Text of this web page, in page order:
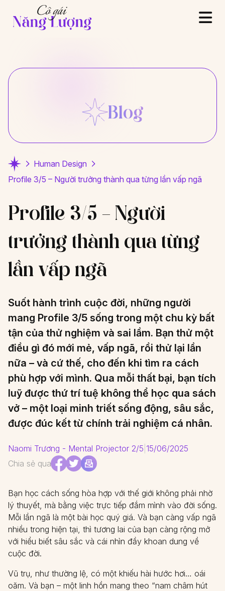
Blog
Human Design
Profile 3/5 – Người trưởng thành qua từng lần vấp ngã
Profile 3/5 – Người
trưởng thành qua từng
lần vấp ngã
Suốt hành trình cuộc đời, những người
mang Profile 3/5 sống trong một chu kỳ bất
tận của thử nghiệm và sai lầm. Bạn thử một
điều gì đó mới mẻ, vấp ngã, rồi thử lại lần
nữa – và cứ thế, cho đến khi tìm ra cách
phù hợp với mình. Qua mỗi thất bại, bạn tích
luỹ được thứ trí tuệ không thể học qua sách
vở – một loại minh triết sống động, sâu sắc,
được đúc kết từ chính trải nghiệm cá nhân.
Naomi Trương - Mental Projector 2/5 15/06/2025
Chia sẻ qua
Bạn học cách sống hòa hợp với thế giới không phải nhờ
lý thuyết, mà bằng việc trực tiếp đắm mình vào đời sống.
Mỗi lần ngã là một bài học quý giá. Và bạn càng vấp ngã
nhiều trong hiện tại, thì tương lai của bạn càng rộng mở
với hiểu biết sâu sắc và cái nhìn đầy khoan dung về
cuộc đời.
Vũ trụ, như thường lệ, có một khiếu hài hước hơi… oái
oăm. Và bạn – một linh hồn mang theo “nam châm hút